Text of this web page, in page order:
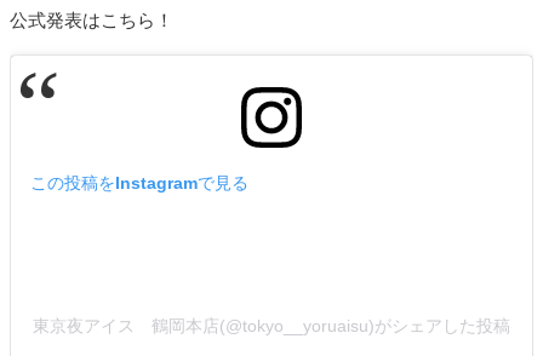
公式発表はこちら！
この投稿をInstagramで見る
東京夜アイス 鶴岡本店(@tokyo__yoruaisu)がシェアした投稿